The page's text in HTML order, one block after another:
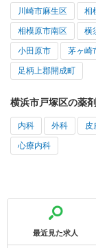
川崎市麻生区 相
相模原市南区 横
小田原市 茅ヶ崎
足柄上郡開成町
横浜市戸塚区の薬
内科 外科 皮
心療内科
最近見た求人